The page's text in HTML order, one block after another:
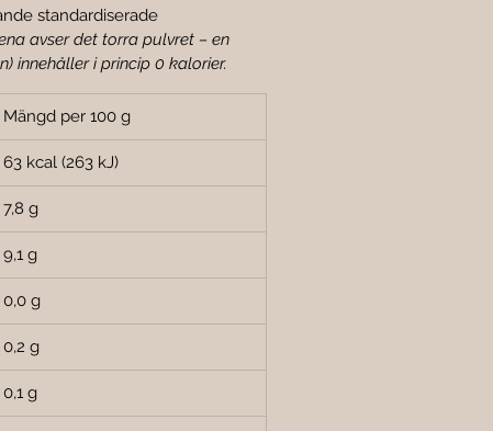
standardiserade
avser det torra pulvret – en
innehåller i princip 0 kalorier.
Mängd per 100 g
63 kcal (263 kJ)
7,8 g
9,1 g
0,0 g
0,2 g
0,1 g